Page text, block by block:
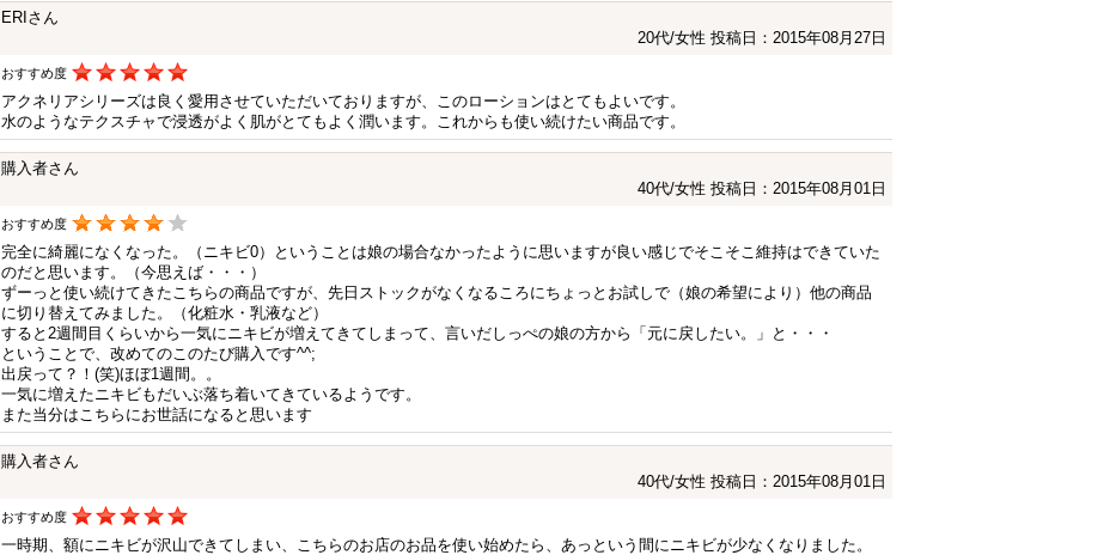
ERIさん
20代/女性 投稿日：2015年08月27日
おすすめ度
アクネリアシリーズは良く愛用させていただいておりますが、このローションはとてもよいです。
水のようなテクスチャで浸透がよく肌がとてもよく潤います。これからも使い続けたい商品です。
購入者さん
40代/女性 投稿日：2015年08月01日
おすすめ度
完全に綺麗になくなった。（ニキビ0）ということは娘の場合なかったように思いますが良い感じでそこそこ維持はできていた
のだと思います。（今思えば・・・）
ずーっと使い続けてきたこちらの商品ですが、先日ストックがなくなるころにちょっとお試しで（娘の希望により）他の商品
に切り替えてみました。（化粧水・乳液など）
すると2週間目くらいから一気にニキビが増えてきてしまって、言いだしっぺの娘の方から「元に戻したい。」と・・・
ということで、改めてのこのたび購入です^^;
出戻って？！(笑)ほぼ1週間。。
一気に増えたニキビもだいぶ落ち着いてきているようです。
また当分はこちらにお世話になると思います
購入者さん
40代/女性 投稿日：2015年08月01日
おすすめ度
一時期、額にニキビが沢山できてしまい、こちらのお店のお品を使い始めたら、あっという間にニキビが少なくなりました。